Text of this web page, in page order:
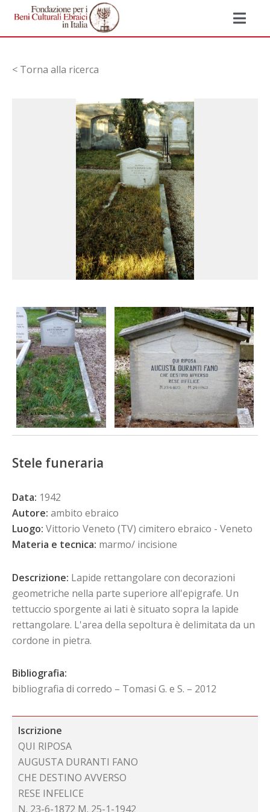
< Torna alla ricerca
Stele funeraria
Data: 1942
Autore: ambito ebraico
Luogo: Vittorio Veneto (TV) cimitero ebraico - Veneto
Materia e tecnica: marmo/ incisione
Descrizione: Lapide rettangolare con decorazioni
geometriche nella parte superiore all'epigrafe. Un
tettuccio sporgente ai lati è situato sopra la lapide
rettangolare. L'area della sepoltura è delimitata da un
cordone in pietra.
Bibliografia:
bibliografia di corredo – Tomasi G. e S. – 2012
Iscrizione
QUI RIPOSA
AUGUSTA DURANTI FANO
CHE DESTINO AVVERSO
RESE INFELICE
N. 23-6-1872 M. 25-1-1942